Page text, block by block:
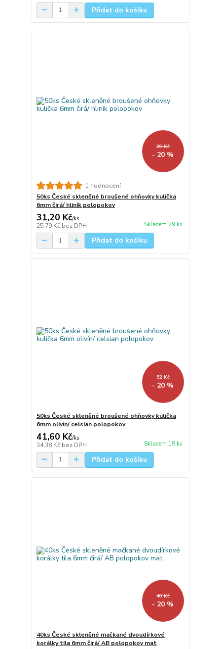
Přidat do košíku
39 Kč
- 20 %
1 hodnocení
50ks České skleněné broušené ohňovky kulička
6mm čirá/ hliník polopokov
31,20 Kč/ks
25,79 Kč bez DPH Skladem 29 ks
Přidat do košíku
52 Kč
- 20 %
50ks České skleněné broušené ohňovky kulička
6mm olivín/ celsian polopokov
41,60 Kč/ks
34,38 Kč bez DPH Skladem 19 ks
Přidat do košíku
40 Kč
- 20 %
40ks České skleněné mačkané dvoudírkové
korálky tila 6mm čirá/ AB polopokov mat